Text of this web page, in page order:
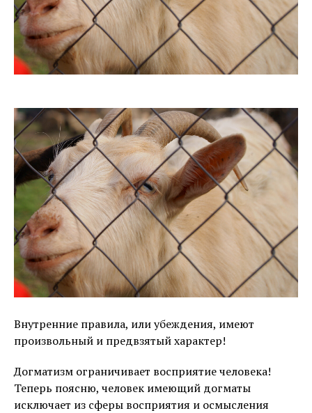
Внутренние правила, или убеждения, имеют
произвольный и предвзятый характер!
Догматизм ограничивает восприятие человека!
Теперь поясню, человек имеющий догматы
исключает из сферы восприятия и осмысления